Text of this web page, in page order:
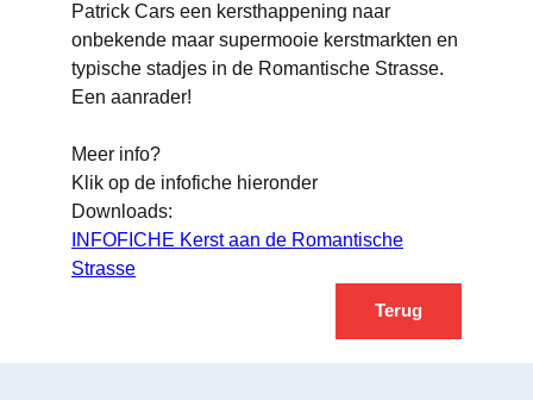
Patrick Cars een kersthappening naar
onbekende maar supermooie kerstmarkten en
typische stadjes in de Romantische Strasse.
Een aanrader!
Meer info?
Klik op de infofiche hieronder
Downloads:
INFOFICHE Kerst aan de Romantische
Strasse
Terug